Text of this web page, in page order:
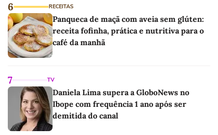
6 RECEITAS
Panqueca de maçã com aveia sem glúten:
receita fofinha, prática e nutritiva para o
café da manhã
7 TV
Daniela Lima supera a GloboNews no
Ibope com frequência 1 ano após ser
demitida do canal